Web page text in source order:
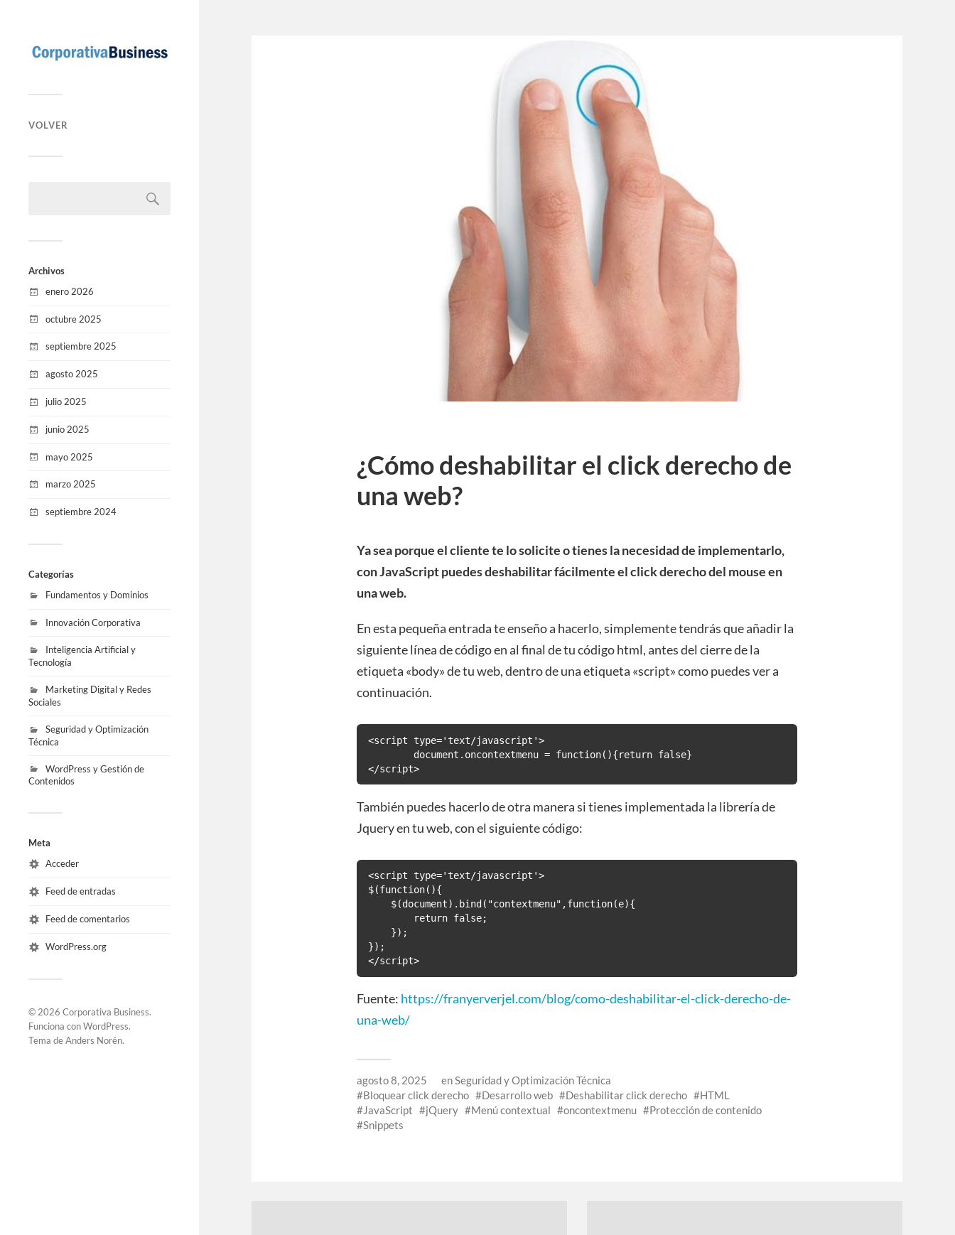
VOLVER
Archivos
enero 2026
octubre 2025
septiembre 2025
agosto 2025
julio 2025
junio 2025
mayo 2025
marzo 2025
septiembre 2024
Categorías
Fundamentos y Dominios
Innovación Corporativa
Inteligencia Artificial y
Tecnología
Marketing Digital y Redes
Sociales
Seguridad y Optimización
Técnica
WordPress y Gestión de
Contenidos
Meta
Acceder
Feed de entradas
Feed de comentarios
WordPress.org
© 2026 Corporativa Business.
Funciona conWordPress.
Tema deAnders Norén.
¿Cómo deshabilitar el click derecho de
una web?
Ya sea porque el cliente te lo solicite o tienes la necesidad de implementarlo,
con JavaScript puedes deshabilitar fácilmente el click derecho del mouse en
una web.
En esta pequeña entrada te enseño a hacerlo, simplemente tendrás que añadir la
siguiente línea de código en al final de tu código html, antes del cierre de la
etiqueta «body» de tu web, dentro de una etiqueta «script» como puedes ver a
continuación.
<script type='text/javascript'>
</script>
También puedes hacerlo de otra manera si tienes implementada la librería de
Jquery en tu web, con el siguiente código:
<script type='text/javascript'>
$(function(){
});
</script>
Fuente: https://franyerverjel.com/blog/como-deshabilitar-el-click-derecho-de-
una-web/
agosto 8, 2025 enSeguridad y Optimización Técnica
Bloquear click derecho
Desarrollo web Deshabilitar click derecho
HTML
JavaScript
jQuery Menú contextual oncontextmenu
Protección de contenido
Snippets